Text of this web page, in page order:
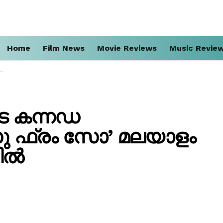
Home Film News Movie Reviews Music
കന്നഡ
ഫ്രം സോ’ മലയാളം